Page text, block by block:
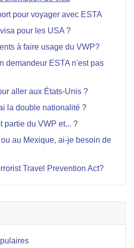
pour voyager avec ESTA
pour les USA ?
à faire usage du VWP?
demandeur ESTA n'est pas
aller aux États-Unis ?
la double nationalité ?
partie du VWP et... ?
au Mexique, ai-je besoin de
Travel Prevention Act?